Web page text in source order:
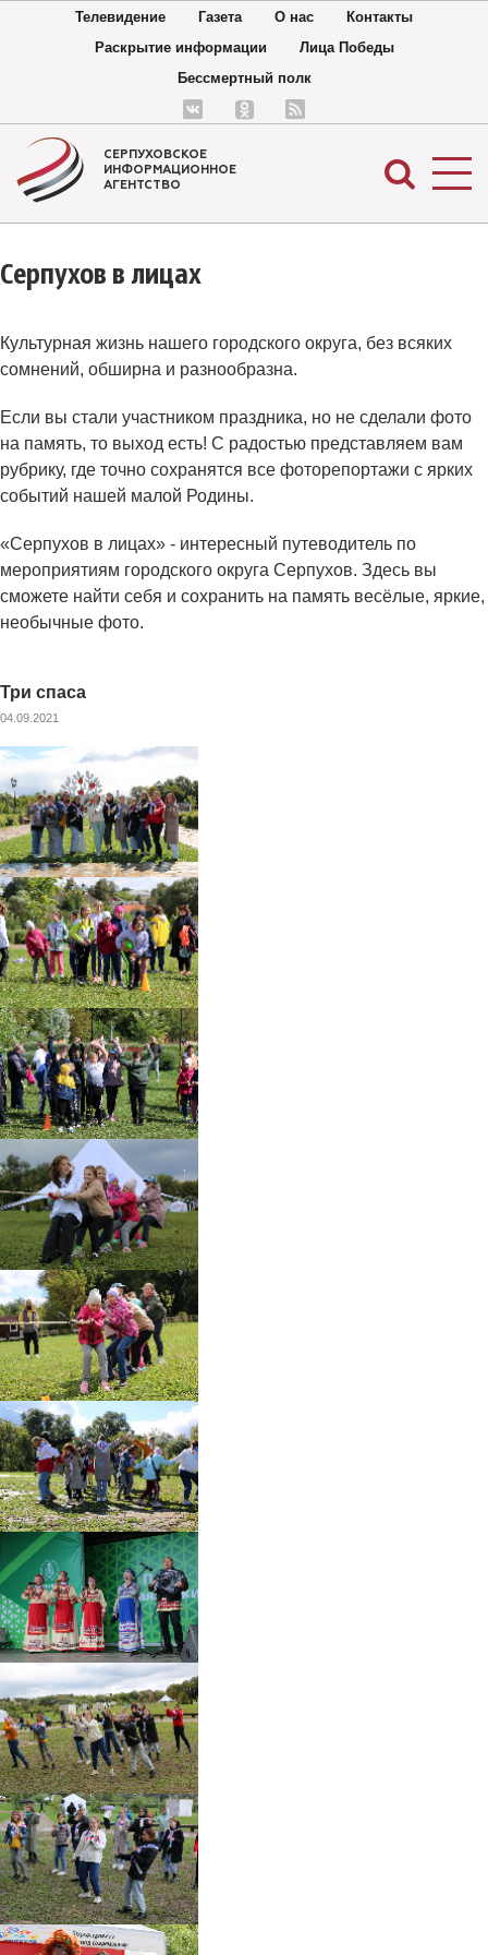
Телевидение Газета О нас
Контакты
Раскрытие информации
Лица Победы
Бессмертный полк
СЕРПУХОВСКОЕ
ИНФОРМАЦИОННОЕ
АГЕНТСТВО
Серпухов в лицах
Культурная жизнь нашего городского округа, без всяких
сомнений, обширна и разнообразна.
Если вы стали участником праздника, но не сделали фото
на память, то выход есть! С радостью представляем вам
рубрику, где точно сохранятся все фоторепортажи с ярких
событий нашей малой Родины.
«Серпухов в лицах» - интересный путеводитель по
мероприятиям городского округа Серпухов. Здесь вы
сможете найти себя и сохранить на память весёлые, яркие,
необычные фото.
Три спаса
04.09.2021